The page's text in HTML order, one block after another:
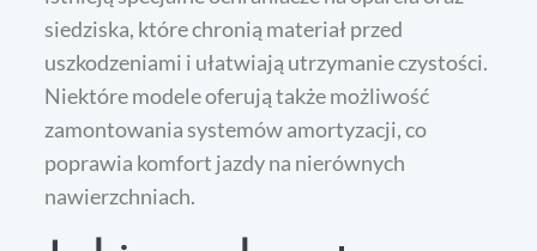
siedziska, które chronią materiał przed
uszkodzeniami i ułatwiają utrzymanie czystości.
Niektóre modele oferują także możliwość
zamontowania systemów amortyzacji, co
poprawia komfort jazdy na nierównych
nawierzchniach.